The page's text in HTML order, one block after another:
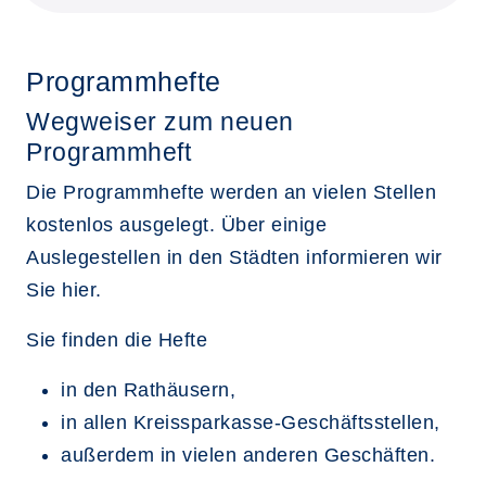
Programmhefte
Wegweiser zum neuen
Programmheft
Die Programmhefte werden an vielen Stellen
kostenlos ausgelegt. Über einige
Auslegestellen in den Städten informieren wir
Sie hier.
Sie finden die Hefte
in den Rathäusern,
in allen Kreissparkasse-Geschäftsstellen,
außerdem in vielen anderen Geschäften.